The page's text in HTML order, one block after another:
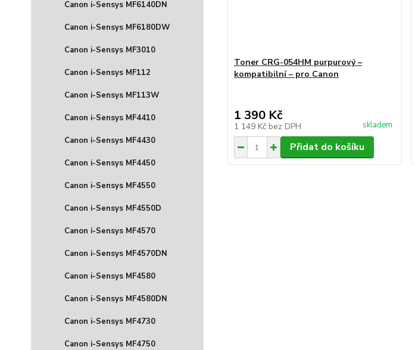
Canon i-Sensys MF6140DN
Canon i-Sensys MF6180DW
Canon i-Sensys MF3010
Canon i-Sensys MF112
Canon i-Sensys MF113W
Canon i-Sensys MF4410
Canon i-Sensys MF4430
Canon i-Sensys MF4450
Canon i-Sensys MF4550
Canon i-Sensys MF4550D
Canon i-Sensys MF4570
Canon i-Sensys MF4570DN
Canon i-Sensys MF4580
Canon i-Sensys MF4580DN
Canon i-Sensys MF4730
Canon i-Sensys MF4750
Toner CRG-054HM purpurový –
kompatibilní – pro Canon
1 390 Kč
1 149 Kč bez DPH skladem
Přidat do košíku